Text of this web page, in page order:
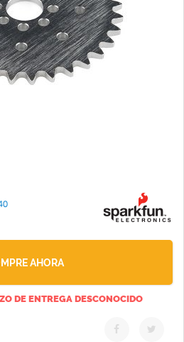
AHORA
DE ENTREGA DESCONOCIDO